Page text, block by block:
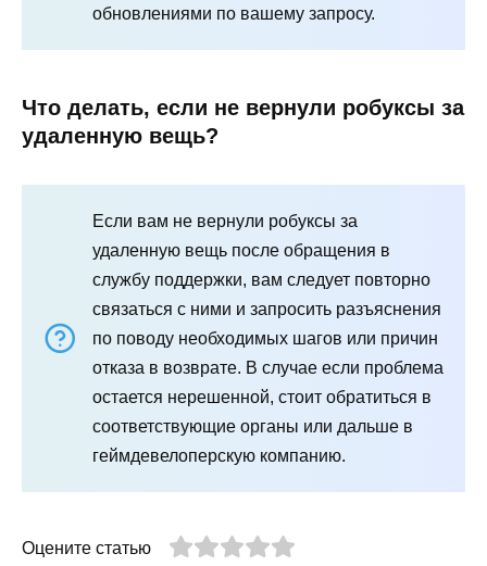
обновлениями по вашему запросу.
Что делать, если не вернули робуксы за
удаленную вещь?
Если вам не вернули робуксы за
удаленную вещь после обращения в
службу поддержки, вам следует повторно
связаться с ними и запросить разъяснения
по поводу необходимых шагов или причин
отказа в возврате. В случае если проблема
остается нерешенной, стоит обратиться в
соответствующие органы или дальше в
геймдевелоперскую компанию.
Оцените статью